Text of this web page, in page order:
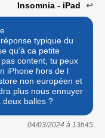
Insomnia - iPad ↩
typique du
qu’à ca petite
content, tu peux
iPhone hors de l
non européen et
plus nous ennuyer
deux balles ?
04/03/2024 à 13h45